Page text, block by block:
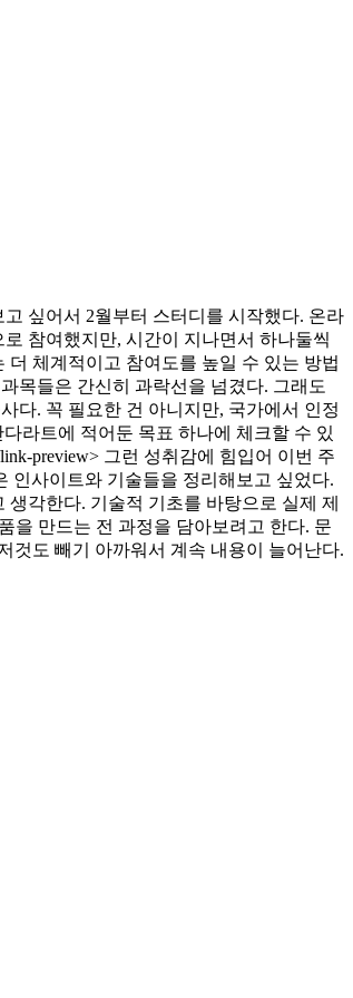
싶어서 2월부터 스터디를 시작했다. 온라
참여했지만, 시간이 지나면서 하나둘씩
체계적이고 참여도를 높일 수 있는 방법
목들은 간신히 과락선을 넘겼다. 그래도
다. 꼭 필요한 건 아니지만, 국가에서 인정
라트에 적어둔 목표 하나에 체크할 수 있
preview> 그런 성취감에 힘입어 이번 주
인사이트와 기술들을 정리해보고 싶었다.
각한다. 기술적 기초를 바탕으로 실제 제
을 만드는 전 과정을 담아보려고 한다. 문
것도 빼기 아까워서 계속 내용이 늘어난다.